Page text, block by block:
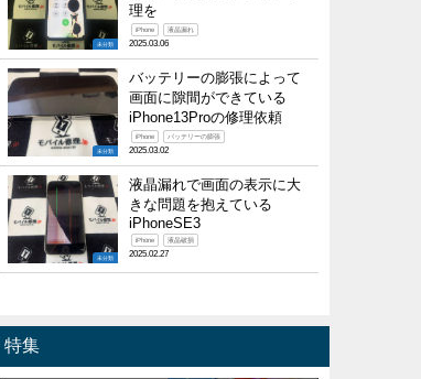
未分類
理を
iPhone 液晶漏れ
2025.03.06
未分類
バッテリーの膨張によって
画面に隙間ができている
iPhone13Proの修理依頼
iPhone バッテリーの膨張
2025.03.02
未分類
液晶漏れで画面の表示に大
きな問題を抱えている
iPhoneSE3
iPhone 液晶破損
2025.02.27
特集